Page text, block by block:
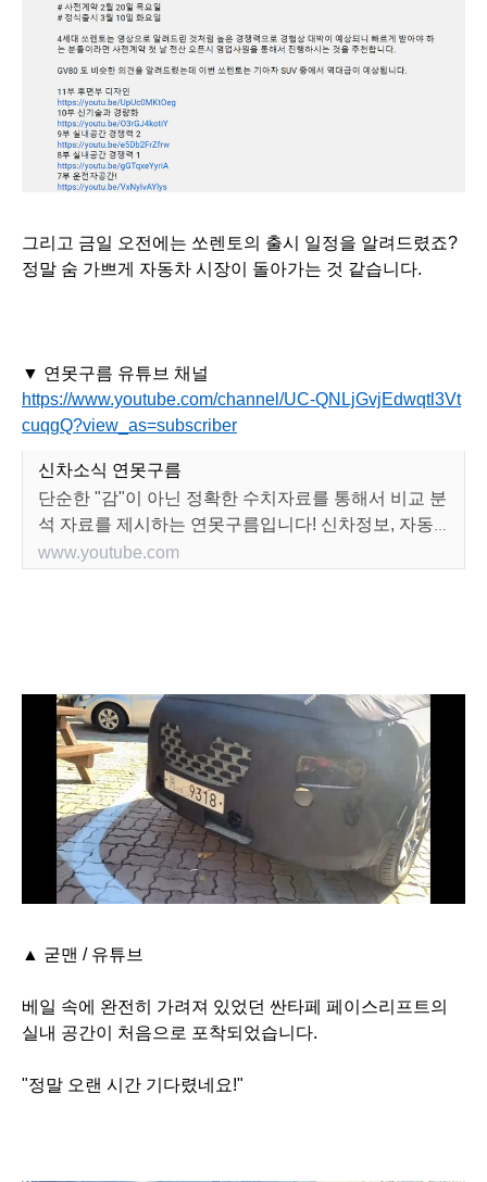
그리고 금일 오전에는 쏘렌토의 출시 일정을 알려드렸죠?
정말 숨 가쁘게 자동차 시장이 돌아가는 것 같습니다.
▼ 연못구름 유튜브 채널
https://www.youtube.com/channel/UC-QNLjGvjEdwqtl3Vt
cuqgQ?view_as=subscriber
신차소식 연못구름
단순한 "감"이 아닌 정확한 수치자료를 통해서 비교 분
석 자료를 제시하는 연못구름입니다! 신차정보, 자동
차 핫이슈 등으로 객관적으로 전달해 드립니다.
www.youtube.com
▲ 굳맨 / 유튜브
베일 속에 완전히 가려져 있었던 싼타페 페이스리프트의
실내 공간이 처음으로 포착되었습니다.
"정말 오랜 시간 기다렸네요!"